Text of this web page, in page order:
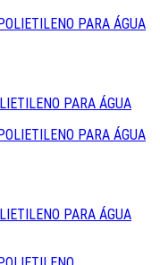
PARA ÁGUA
PARA ÁGUA